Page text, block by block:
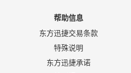
帮助信息
东方迅捷交易条款
特殊说明
东方迅捷承诺